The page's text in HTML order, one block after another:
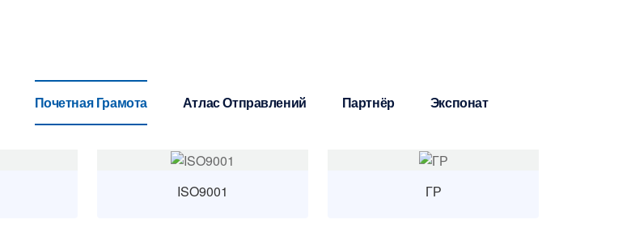
Почетная Грамота Атлас Отправлений Партнёр Экспонат
ISO9001 ГР